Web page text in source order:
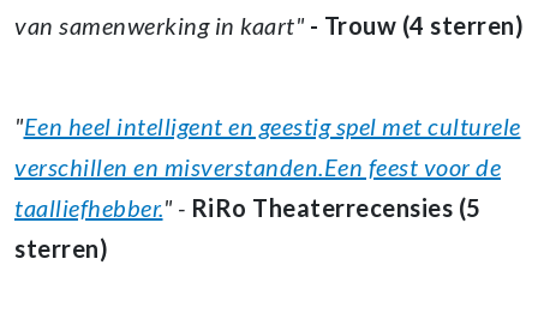
van samenwerking in kaart" - Trouw (4 sterren)
"Een heel intelligent en geestig spel met culturele
verschillen en misverstanden.Een feest voor de
taalliefhebber." - RiRo Theaterrecensies (5
sterren)